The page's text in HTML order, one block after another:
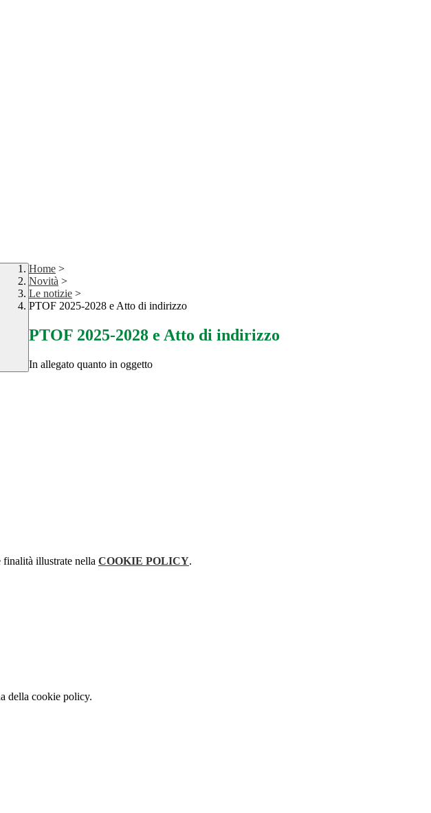
Home >
Novità >
Le notizie >
PTOF 2025-2028 e Atto di indirizzo
PTOF 2025-2028 e Atto di indirizzo
In allegato quanto in oggetto
illustrate nella COOKIE POLICY.
della cookie policy.